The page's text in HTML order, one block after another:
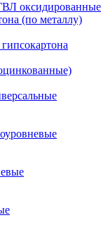
оксидированные
(по металлу)